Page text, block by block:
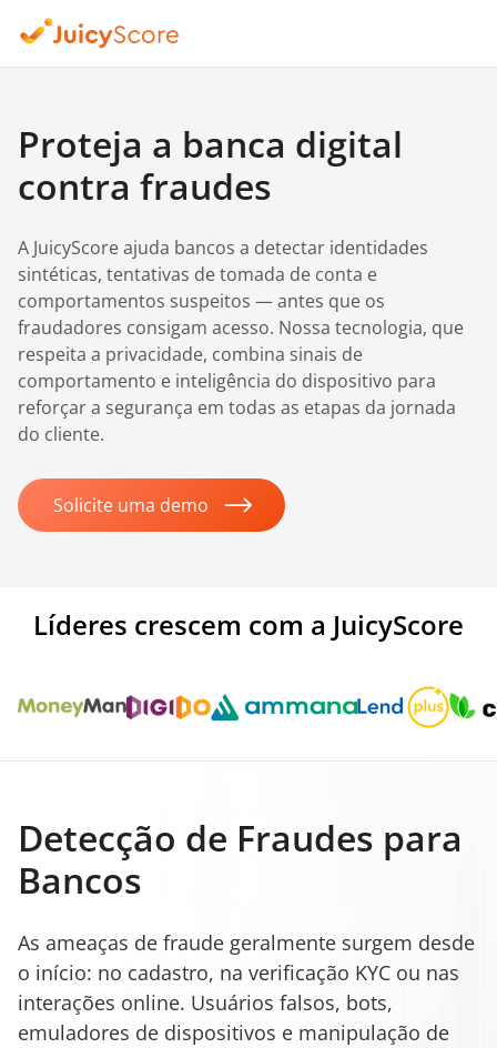
Proteja a banca digital
contra fraudes
A JuicyScore ajuda bancos a detectar identidades
sintéticas, tentativas de tomada de conta e
comportamentos suspeitos — antes que os
fraudadores consigam acesso. Nossa tecnologia, que
respeita a privacidade, combina sinais de
comportamento e inteligência do dispositivo para
reforçar a segurança em todas as etapas da jornada
do cliente.
Solicite uma demo
Líderes crescem com a JuicyScore
Detecção de Fraudes para
Bancos
As ameaças de fraude geralmente surgem desde
o início: no cadastro, na verificação KYC ou nas
interações online. Usuários falsos, bots,
emuladores de dispositivos e manipulação de